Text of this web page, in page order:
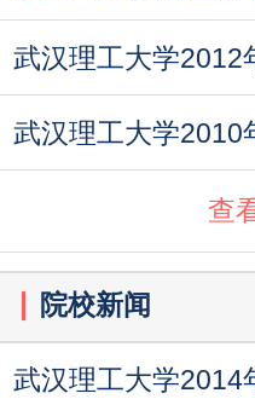
武汉理工大学2012
武汉理工大学2010
查
院校新闻